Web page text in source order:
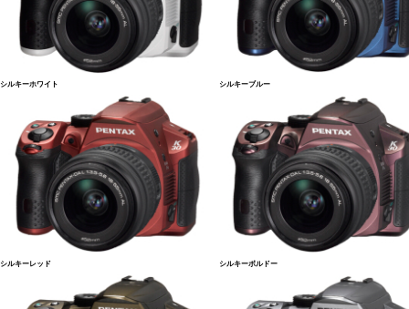
シルキーホワイト シルキーブルー
シルキーレッド シルキーボルドー